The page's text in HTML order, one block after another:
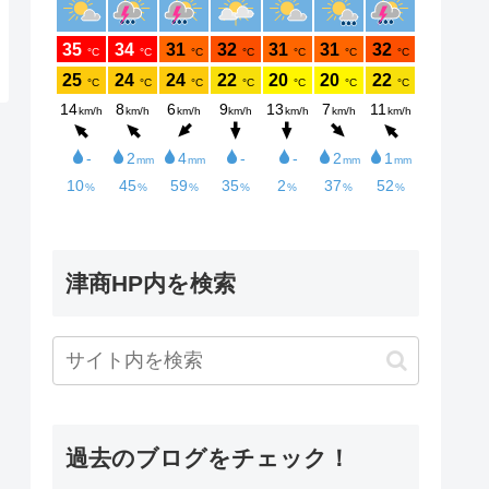
津商HP内を検索
過去のブログをチェック！